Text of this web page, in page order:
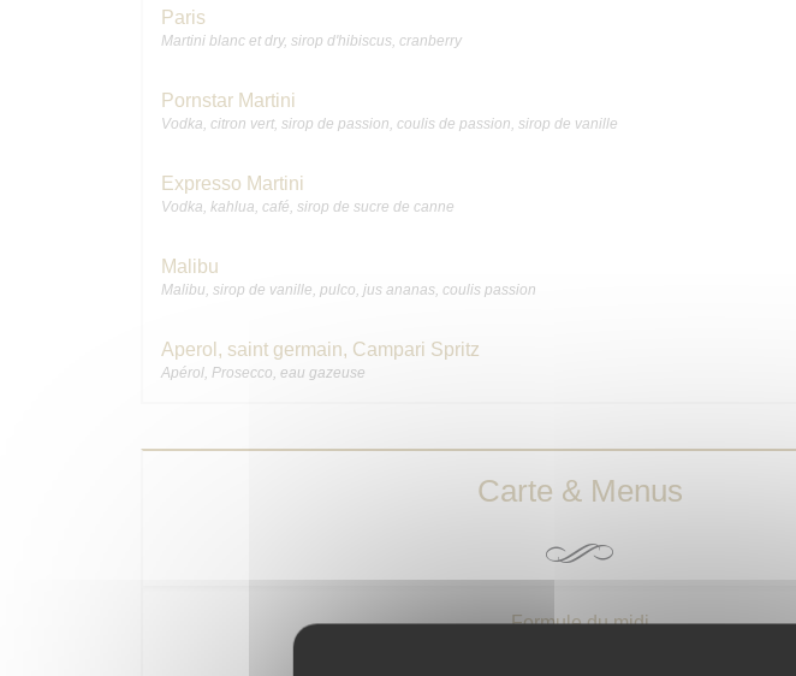
Paris
Martini blanc et dry, sirop d'hibiscus, cranberry
Pornstar Martini
Vodka, citron vert, sirop de passion, coulis de passion, sirop de vanille
Expresso Martini
Vodka, kahlua, café, sirop de sucre de canne
Malibu
Malibu, sirop de vanille, pulco, jus ananas, coulis passion
Aperol, saint germain, Campari Spritz
Apérol, Prosecco, eau gazeuse
Carte & Menus
Formule du midi